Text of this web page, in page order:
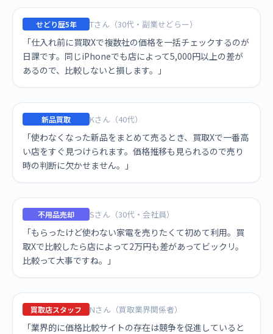
せどり歴5年 Tさん（30代・副業せどらー）
「仕入れ前に買取Xで複数社の価格を一括チェックするのが
日課です。同じiPhoneでも店によって5,000円以上の差が
あるので、比較しないと損します。」
新品買取 Kさん（40代）
「使わなくなった新品をまとめて売るとき、買取Xで一番高
い店をすぐ見つけられます。価格推移も見られるので売り
時の判断に欠かせません。」
不用品売却 Sさん（30代・会社員）
「もらったけど使わない家電を売りたくて初めて利用。買
取Xで比較したら店によって2万円も差があってビックリ。
比較って大事ですね。」
買取店スタッフ Nさん（買取業界関係者）
「業界的に価格比較サイトの存在は競争を促進していると